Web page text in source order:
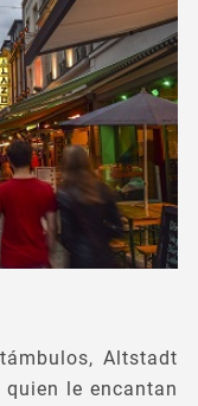
Altstadt
le encantan